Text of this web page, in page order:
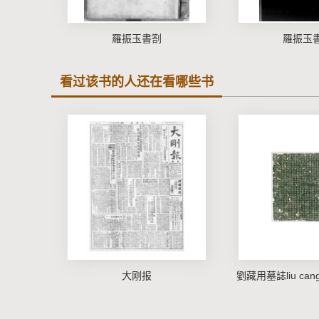
羅振玉書劄 羅振玉
看过该书的人还在看哪些书
大刚报 劉藏用墓誌liu